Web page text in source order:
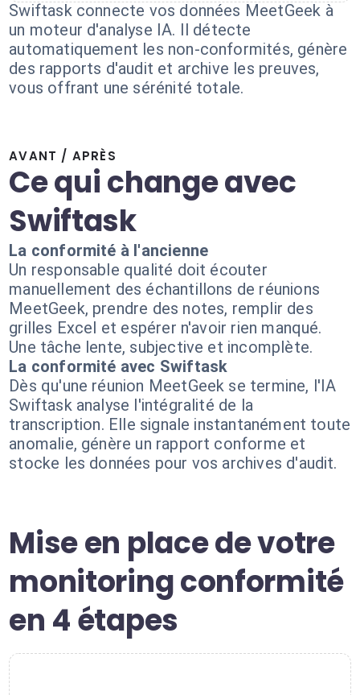
Swiftask connecte vos données MeetGeek à
un moteur d'analyse IA. Il détecte
automatiquement les non-conformités, génère
des rapports d'audit et archive les preuves,
vous offrant une sérénité totale.
AVANT / APRÈS
Ce qui change avec
Swiftask
La conformité à l'ancienne
Un responsable qualité doit écouter
manuellement des échantillons de réunions
MeetGeek, prendre des notes, remplir des
grilles Excel et espérer n'avoir rien manqué.
Une tâche lente, subjective et incomplète.
La conformité avec Swiftask
Dès qu'une réunion MeetGeek se termine, l'IA
Swiftask analyse l'intégralité de la
transcription. Elle signale instantanément toute
anomalie, génère un rapport conforme et
stocke les données pour vos archives d'audit.
Mise en place de votre
monitoring conformité
en 4 étapes